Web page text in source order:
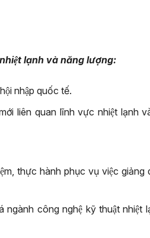
lạnh và năng lượng:
nhập quốc tế.
liên quan lĩnh vực nhiệt lạnh
thực hành phục vụ việc giảng
công nghệ kỹ thuật nhiệt